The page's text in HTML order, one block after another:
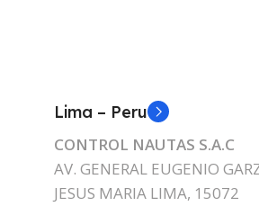
Lima – Peru
CONTROL NAUTAS S.A.C
AV. GENERAL EUGENIO
JESUS MARIA LIMA, 15072